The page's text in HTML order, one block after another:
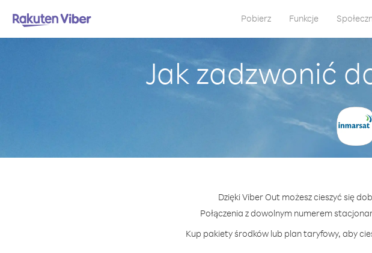
Pobierz Funkcje
Jak zadzwonić
Dzięki Viber Out możesz cieszyć się
Połączenia z dowolnym numerem
Kup pakiety środków lub plan taryfowy, aby